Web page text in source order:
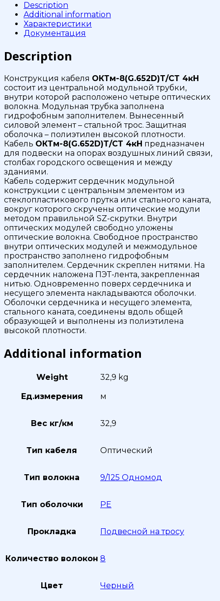
Description
Additional information
Характеристики
Документация
Description
Конструкция кабеля ОКТм-8(G.652D)Т/СТ 4кН
состоит из центральной модульной трубки,
внутри которой расположено четыре оптических
волокна. Модульная трубка заполнена
гидрофобным заполнителем. Вынесенный
силовой элемент – стальной трос. Защитная
оболочка – полиэтилен высокой плотности.
Кабель ОКТм-8(G.652D)Т/СТ 4кН предназначен
для подвески на опорах воздушных линий связи,
столбах городского освещения и между
зданиями.
Кабель содержит сердечник модульной
конструкции с центральным элементом из
стеклопластикового прутка или стального каната,
вокруг которого скручены оптические модули
методом правильной SZ-скрутки. Внутри
оптических модулей свободно уложены
оптические волокна. Свободное пространство
внутри оптических модулей и межмодульное
пространство заполнено гидрофобным
заполнителем. Сердечник скреплен нитями. На
сердечник наложена ПЭТ-лента, закрепленная
нитью. Одновременно поверх сердечника и
несущего элемента накладываются оболочки.
Оболочки сердечника и несущего элемента,
стального каната, соединены вдоль общей
образующей и выполнены из полиэтилена
высокой плотности.
Additional information
Weight 32,9 kg
Ед.измерения м
Вес кг/км 32,9
Тип кабеля Оптический
Тип волокна 9/125 Одномод
Тип оболочки PE
Прокладка Подвесной на тросу
Количество волокон 8
Цвет Черный